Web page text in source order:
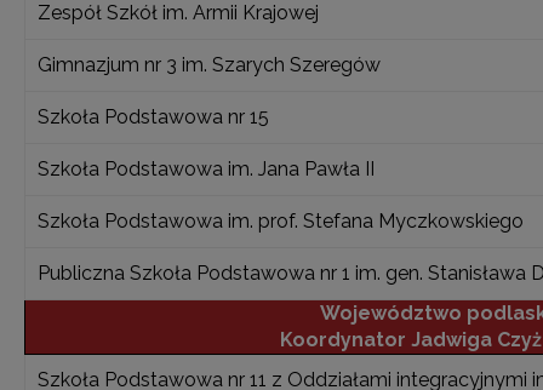
Zespół Szkół im. Armii Krajowej
Gimnazjum nr 3 im. Szarych Szeregów
Szkoła Podstawowa nr 15
Szkoła Podstawowa im. Jana Pawła II
Szkoła Podstawowa im. prof. Stefana Myczkowskiego
Publiczna Szkoła Podstawowa nr 1 im. gen. Stanisława
Województwo
Koordynator Jadwiga
Szkoła Podstawowa nr 11 z Oddziałami integracyjnymi